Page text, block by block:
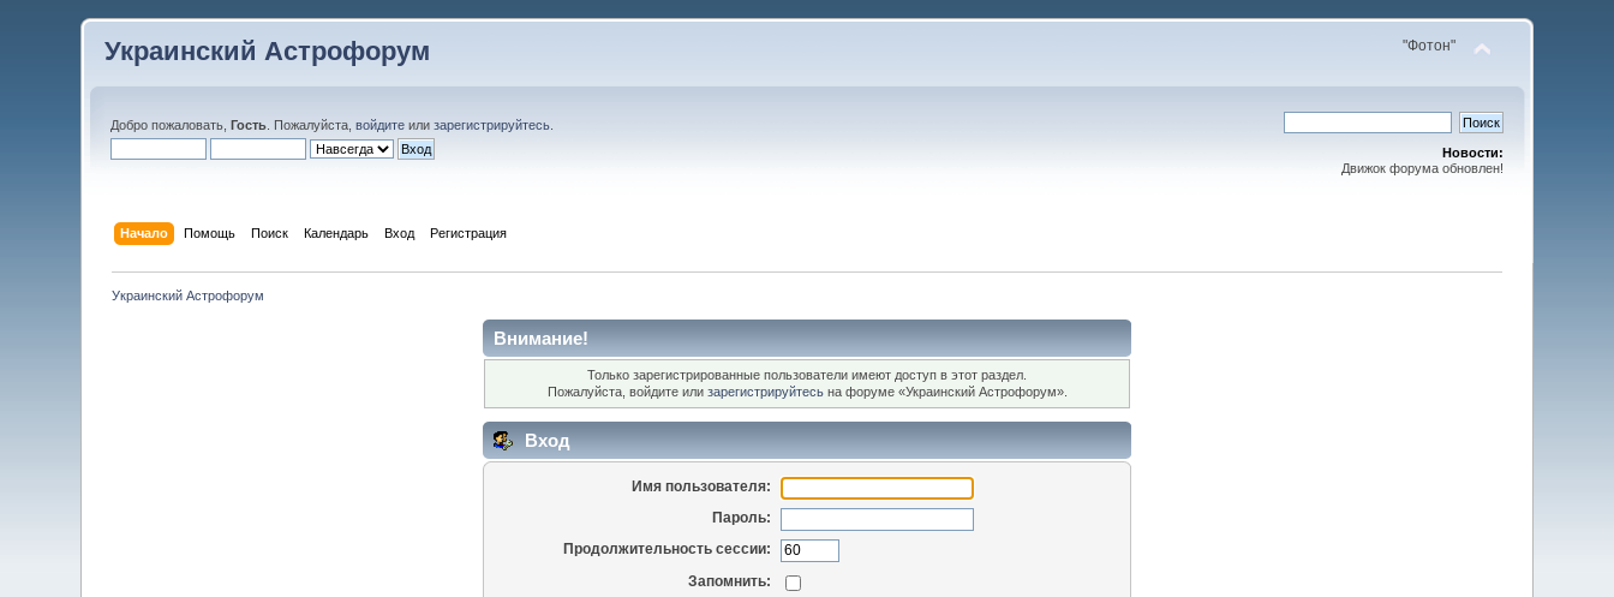
Украинский Астрофорум "Фотон"
Добро пожаловать,Гость . Пожалуйста,войдите илизарегистрируйтесь
Новости:
Движок форума обновлен!
Начало Помощь Поиск Календарь Вход Регистрация
Украинский Астрофорум
Внимание!
Только зарегистрированные пользователи имеют доступ в этот раздел.
Пожалуйста, войдите или зарегистрируйтесьна форуме «Украинский Астрофорум».
Вход
Имя пользователя:
Пароль:
Продолжительность сессии:
Запомнить: